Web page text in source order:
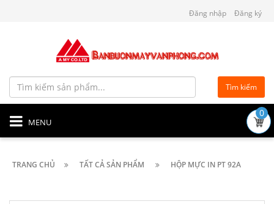
Đăng nhập Đăng ký
Tìm kiếm
MENU
0
TRANG CHỦ TẤT CẢ SẢN PHẨM HỘP MỰC IN PT 92A